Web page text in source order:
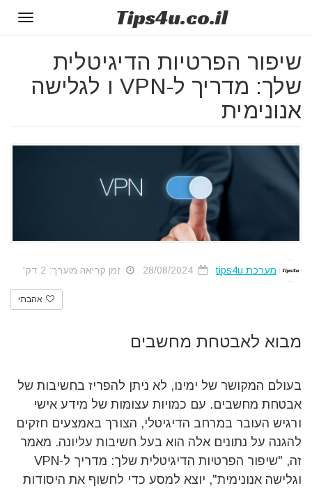
Tips4u.co.il
שיפור הפרטיות הדיגיטלית
שלך: מדריך ל-VPN ו לגלישה
אנונימית
מערכת tips4u זמן קריאה מוערך: 2 דק'
אהבתי
מבוא לאבטחת מחשבים
בעולם המקושר של ימינו, לא ניתן להפריז בחשיבות של
אבטחת מחשבים. עם כמויות עצומות של מידע אישי
ורגיש העובר במרחב הדיגיטלי, הצורך באמצעים חזקים
להגנה על נתונים אלה הוא בעל חשיבות עליונה. מאמר
זה, "שיפור הפרטיות הדיגיטלית שלך: מדריך ל-VPN
וגלישה אנונימית", יוצא למסע כדי לחשוף את היסודות